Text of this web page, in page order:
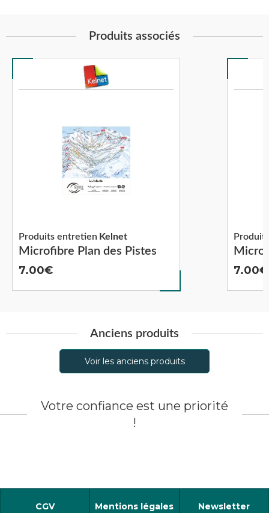
Produits associés
Microfibre Plan des Pistes
Produits entretien Kelnet
7.00 7.00
Anciens produits
Voir les anciens produits
Votre confiance est une priorité
!
CGV Mentions légales Newsletter